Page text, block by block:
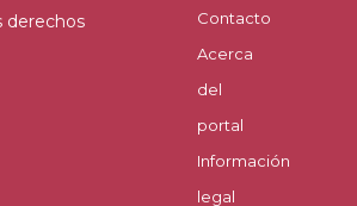
derechos
Contacto
Acerca
del
portal
Información
legal